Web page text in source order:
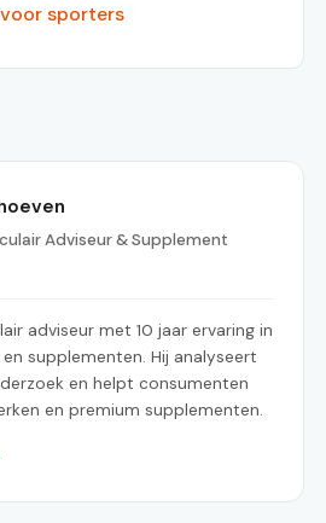
sporters
Adviseur & Supplement
adviseur met 10 jaar ervaring in
supplementen. Hij analyseert
en helpt consumenten
en premium supplementen.